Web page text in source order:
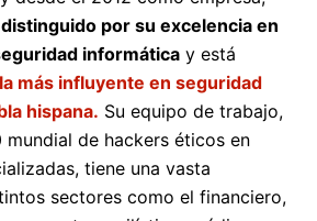
por su excelencia en
informática y está
la más influyente en seguridad
hispana. Su equipo de trabajo,
de hackers éticos en
tiene una vasta
sectores como el financiero,